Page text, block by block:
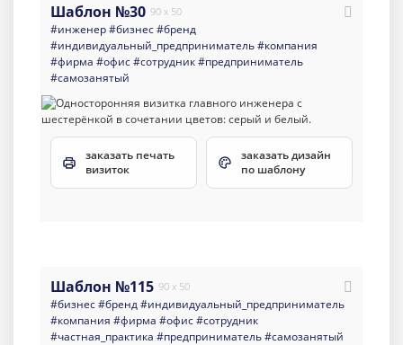
Шаблон №30 90 x 50
#инженер#бизнес#бренд
#индивидуальный_предприниматель#компания
#фирма #офис#сотрудник#предприниматель
#самозанятый
заказать печать
визиток
заказать дизайн
по шаблону
Шаблон №115 90 x 50
#бизнес#бренд#индивидуальный_предприниматель
#компания #фирма #офис#сотрудник
#частная_практика #предприниматель#самозанятый